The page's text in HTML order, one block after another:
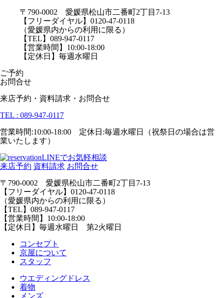
〒790-0002 愛媛県松山市二番町2丁目7-13
【フリーダイヤル】0120-47-0118
（愛媛県内からの利用に限る）
【TEL】089-947-0117
【営業時間】10:00-18:00
【定休日】毎週水曜日
ご予約
お問合せ
来店予約・資料請求・お問合せ
TEL : 089-947-0117
営業時間:10:00-18:00 定休日:毎週水曜日（祝祭日の場合は営
業いたします）
LINEでお気軽相談
来店予約 資料請求 お問合せ
〒790-0002 愛媛県松山市二番町2丁目7-13
【フリーダイヤル】0120-47-0118
（愛媛県内からの利用に限る）
【TEL】089-947-0117
【営業時間】10:00-18:00
【定休日】毎週水曜日 第2火曜日
コンセプト
京屋について
スタッフ
ウエディングドレス
着物
メンズ